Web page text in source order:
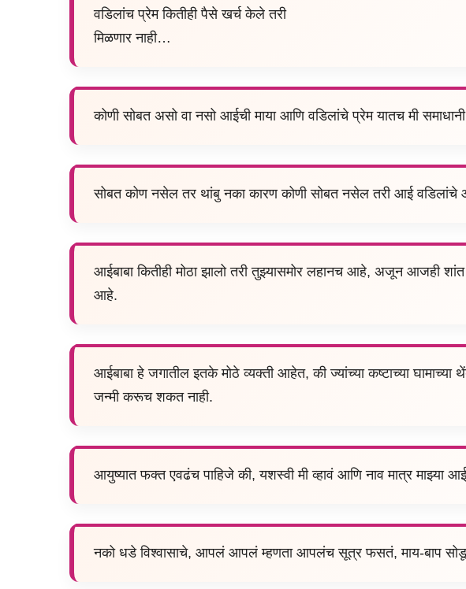
वडिलांच प्रेम कितीही पैसे खर्च केले तरी
मिळणार नाही…
कोणी सोबत असो वा नसो आईची माया आणि वडिलांचे प्रेम यातच मी
सोबत कोण नसेल तर थांबु नका कारण कोणी सोबत नसेल तरी आई वडिलांचे
आईबाबा कितीही मोठा झालो तरी तुझ्यासमोर लहानच आहे, अजून आजही
आहे.
आईबाबा हे जगातील इतके मोठे व्यक्ती आहेत, की ज्यांच्या कष्टाच्या घामाच्या
जन्मी करूच शकत नाही.
आयुष्यात फक्त एवढंच पाहिजे की, यशस्वी मी व्हावं आणि नाव मात्र माझ्या
नको धडे विश्वासाचे, आपलं आपलं म्हणता आपलंच सूत्र फसतं, माय-बाप